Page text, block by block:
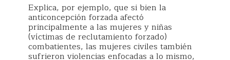
Explica, por ejemplo, que si bien la
anticoncepción forzada afectó
principalmente a las mujeres y niñas
(víctimas de reclutamiento forzado)
combatientes, las mujeres civiles también
sufrieron violencias enfocadas a lo mismo,